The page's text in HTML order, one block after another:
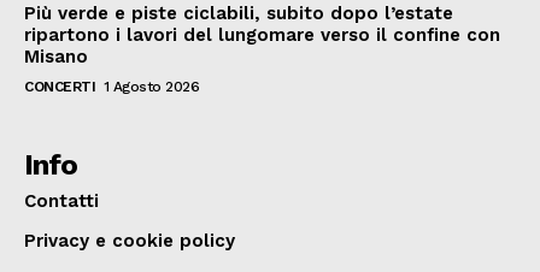
Più verde e piste ciclabili, subito dopo l’estate
ripartono i lavori del lungomare verso il confine con
Misano
CONCERTI 1 Agosto 2026
Info
Contatti
Privacy e cookie policy